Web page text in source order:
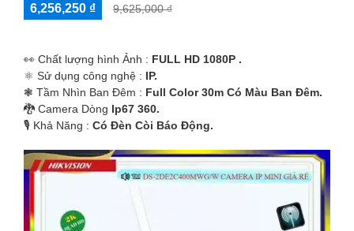
6,256,250 ₫ 9,625,000 ₫
️👀 Chất lượng hình Ảnh : FULL HD 1080P .
⚛️ Sử dụng công nghệ : IP.
❃ Tầm Nhìn Ban Đêm : Full Color 30m Có Màu Ban Ðêm.
🐉️ Camera Dòng Ip67 360.
️🎙 Khả Năng : Có Ðèn Còi Báo Động.